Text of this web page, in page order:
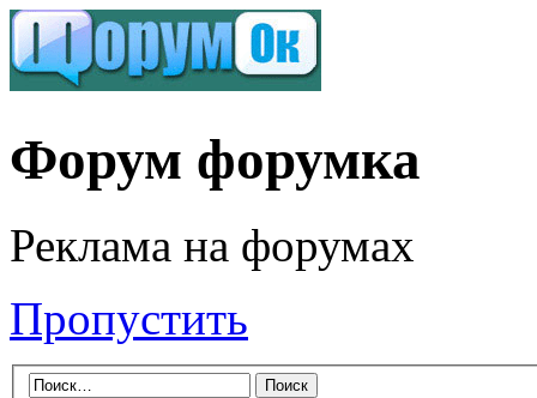
Форум форумка
Реклама на форумах
Пропустить